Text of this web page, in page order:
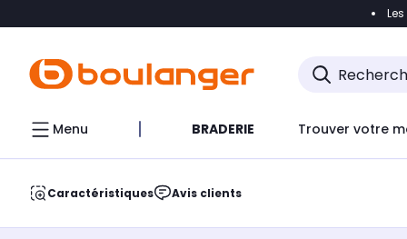
Accéder
Menu BRADERIE Trouver votre
Caractéristiques Avis clients